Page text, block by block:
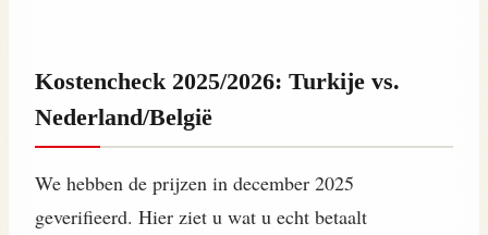
Kostencheck 2025/2026: Turkije vs.
Nederland/België
We hebben de prijzen in december 2025
geverifieerd. Hier ziet u wat u echt betaalt